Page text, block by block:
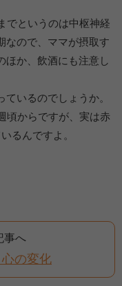
でというのは中枢神経
なので、ママが摂取す
ほか、飲酒にも注意し
いるのでしょうか。
頃からですが、実は赤
るんですよ。
事へ
の変化